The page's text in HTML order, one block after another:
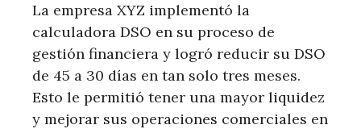
La empresa XYZ implementó la
calculadora DSO en su proceso de
gestión financiera y logró reducir su DSO
de 45 a 30 días en tan solo tres meses.
Esto le permitió tener una mayor liquidez
y mejorar sus operaciones comerciales en